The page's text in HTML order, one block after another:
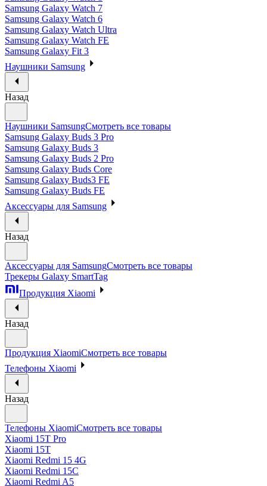
Samsung Galaxy Watch 7
Samsung Galaxy Watch 6
Samsung Galaxy Watch Ultra
Samsung Galaxy Watch FE
Samsung Galaxy Fit 3
Наушники Samsung
Назад
Наушники SamsungСмотреть все товары
Samsung Galaxy Buds 3 Pro
Samsung Galaxy Buds 3
Samsung Galaxy Buds 2 Pro
Samsung Galaxy Buds Core
Samsung Galaxy Buds3 FE
Samsung Galaxy Buds FE
Аксессуары для Samsung
Назад
Аксессуары для SamsungСмотреть все товары
Трекеры Galaxy SmartTag
Продукция Xiaomi
Назад
Продукция XiaomiСмотреть все товары
Телефоны Xiaomi
Назад
Телефоны XiaomiСмотреть все товары
Xiaomi 15T Pro
Xiaomi 15T
Xiaomi Redmi 15 4G
Xiaomi Redmi 15C
Xiaomi Redmi A5